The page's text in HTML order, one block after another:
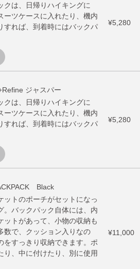
クは、日帰りハイキングに
ーツケースに入れたり、機内
すれば、到着時にはバックパ
¥5,280
ジャスパー
クは、日帰りハイキングに
ーツケースに入れたり、機内
すれば、到着時にはバックパ
¥5,280
Black
ットのポーチがセットになっ
。バックパック自体には、内
ットがあって、小物の収納も
数で、クッション入りなの
をすっきり収納できます。ポ
り、中に付けたり、別に使用
¥11,000